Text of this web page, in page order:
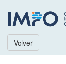
Volver